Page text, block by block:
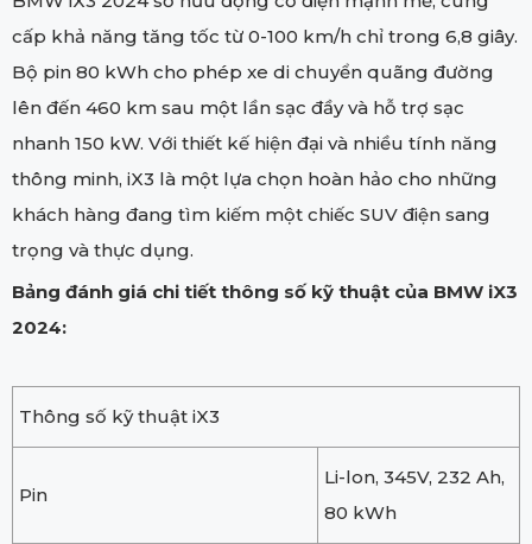
cấp khả năng tăng tốc từ 0-100 km/h chỉ trong 6,8 giây.
Bộ pin 80 kWh cho phép xe di chuyển quãng đường
lên đến 460 km sau một lần sạc đầy và hỗ trợ sạc
nhanh 150 kW. Với thiết kế hiện đại và nhiều tính năng
thông minh, iX3 là một lựa chọn hoàn hảo cho những
khách hàng đang tìm kiếm một chiếc SUV điện sang
trọng và thực dụng.
Bảng đánh giá chi tiết thông số kỹ thuật của BMW iX3
2024:
Thông số kỹ thuật iX3
Pin
Li-lon, 345V, 232 Ah,
80 kWh